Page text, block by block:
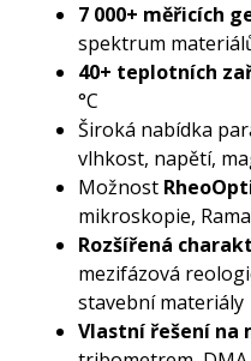
7 000+ měřicích
spektrum
40+ teplotních
°C
Široká nabídka
vlhkost, napětí,
Možnost
mikroskopie,
Rozšířená
mezifázová
stavební materiály
Vlastní řešení na